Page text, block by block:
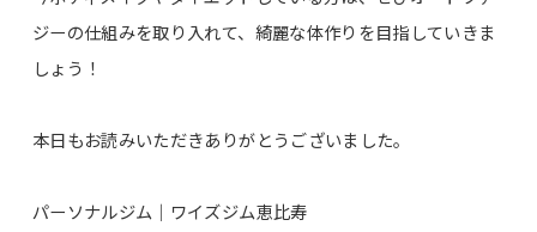
ジーの仕組みを取り入れて、綺麗な体作りを目指していきま
しょう！
本日もお読みいただきありがとうございました。
パーソナルジム｜ワイズジム恵比寿